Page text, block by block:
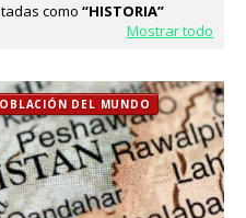
como
HISTORIA
Mostrar todo
DEL MUNDO